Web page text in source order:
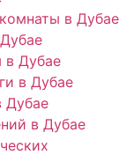
в Дубае
в Дубае
в Дубае
Дубае
в Дубае